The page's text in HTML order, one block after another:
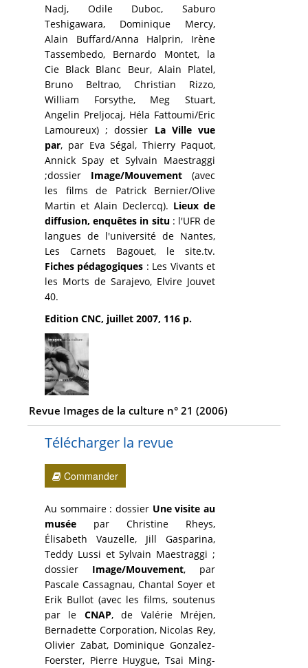
Nadj, Odile Duboc, Saburo
Teshigawara, Dominique Mercy,
Alain Buffard/Anna Halprin, Irène
Tassembedo, Bernardo Montet, la
Cie Black Blanc Beur, Alain Platel,
Bruno Beltrao, Christian Rizzo,
William Forsythe, Meg Stuart,
Angelin Preljocaj, Héla Fattoumi/Eric
Lamoureux) ; dossier La Ville vue
par, par Eva Ségal, Thierry Paquot,
Annick Spay et Sylvain Maestraggi
;dossier Image/Mouvement (avec
les films de Patrick Bernier/Olive
Martin et Alain Declercq). Lieux de
diffusion, enquêtes in situ: l'UFR de
langues de l'université de Nantes,
Les Carnets Bagouet, le site.tv.
Fiches pédagogiques : Les Vivants et
les Morts de Sarajevo, Elvire Jouvet
40.
Edition CNC, juillet 2007, 116 p.
Revue Images de la culture n° 21 (2006)
Télécharger la revue
Commander
Au sommaire : dossier Une visite au
musée
par Christine Rheys,
Élisabeth Vauzelle, Jill Gasparina,
Teddy Lussi et Sylvain Maestraggi ;
dossier Image/Mouvement, par
Pascale Cassagnau, Chantal Soyer et
Erik Bullot (avec les films, soutenus
par le CNAP, de Valérie Mréjen,
Bernadette Corporation, Nicolas Rey,
Olivier Zabat, Dominique Gonzalez-
Foerster, Pierre Huygue, Tsai Ming-